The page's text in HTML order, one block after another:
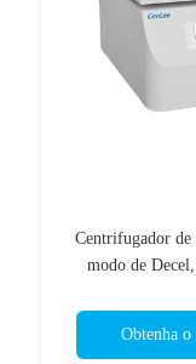
Centrifugador de
modo de
Obtenha